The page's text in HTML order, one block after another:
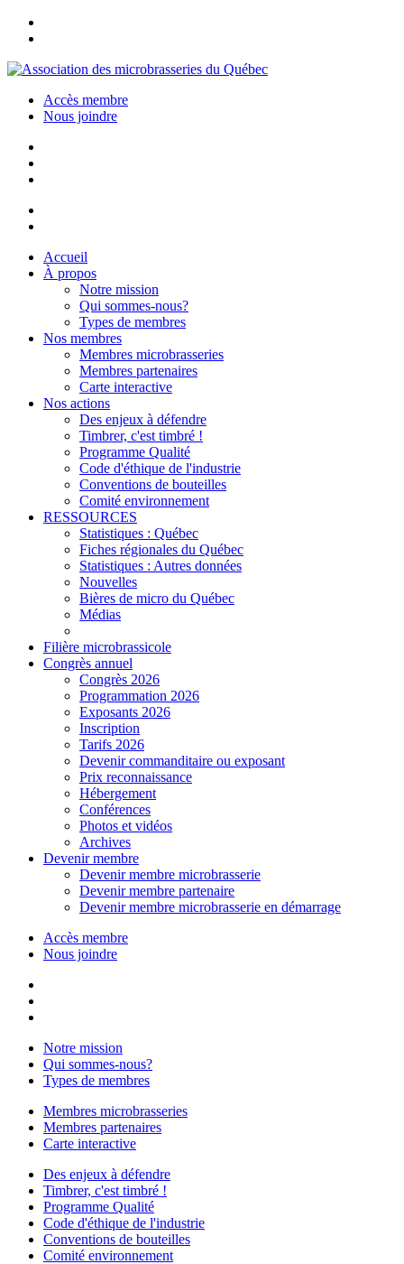
Accès membre
Nous joindre
Accueil
À propos
Notre mission
Qui sommes-nous?
Types de membres
Nos membres
Membres microbrasseries
Membres partenaires
Carte interactive
Nos actions
Des enjeux à défendre
Timbrer, c'est timbré !
Programme Qualité
Code d'éthique de l'industrie
Conventions de bouteilles
Comité environnement
RESSOURCES
Statistiques : Québec
Fiches régionales du Québec
Statistiques : Autres données
Nouvelles
Bières de micro du Québec
Médias
Filière microbrassicole
Congrès annuel
Congrès 2026
Programmation 2026
Exposants 2026
Inscription
Tarifs 2026
Devenir commanditaire ou exposant
Prix reconnaissance
Hébergement
Conférences
Photos et vidéos
Archives
Devenir membre
Devenir membre microbrasserie
Devenir membre partenaire
Devenir membre microbrasserie en démarrage
Accès membre
Nous joindre
Notre mission
Qui sommes-nous?
Types de membres
Membres microbrasseries
Membres partenaires
Carte interactive
Des enjeux à défendre
Timbrer, c'est timbré !
Programme Qualité
Code d'éthique de l'industrie
Conventions de bouteilles
Comité environnement